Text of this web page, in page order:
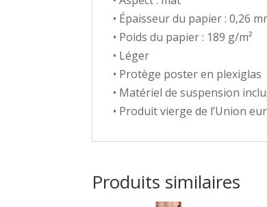
• Épaisseur du papier : 0,26
• Poids du papier : 189 g/m²
• Léger
• Protège poster en plexiglas
• Matériel de suspension
• Produit vierge de l’Union
Produits similaires